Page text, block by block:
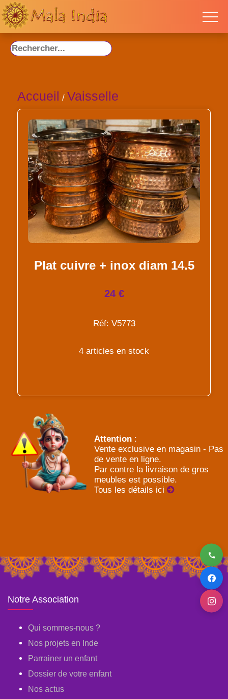
Accueil / Vaisselle
Plat cuivre + inox diam 14.5
24 €
Réf: V5773
4 articles en stock
Attention :
Vente exclusive en magasin - Pas
de vente en ligne.
Par contre la livraison de gros
meubles est possible.
Tous les détails ici
Notre Association
Qui sommes-nous ?
Nos projets en Inde
Parrainer un enfant
Dossier de votre enfant
Nos actus